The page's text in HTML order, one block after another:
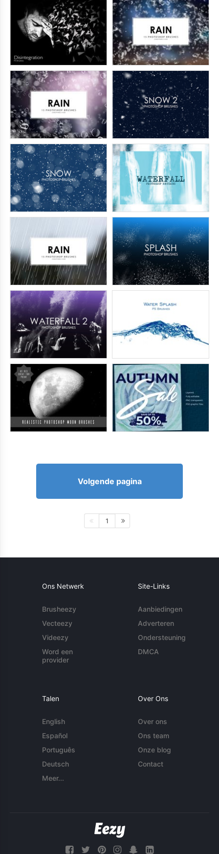
Volgende pagina
1
Ons Netwerk
Brusheezy
Vecteezy
Videezy
Word een
provider
Site-Links
Aanbiedingen
Adverteren
Ondersteuning
DMCA
Talen
English
Español
Português
Deutsch
Meer...
Over Ons
Over ons
Ons team
Onze blog
Contact